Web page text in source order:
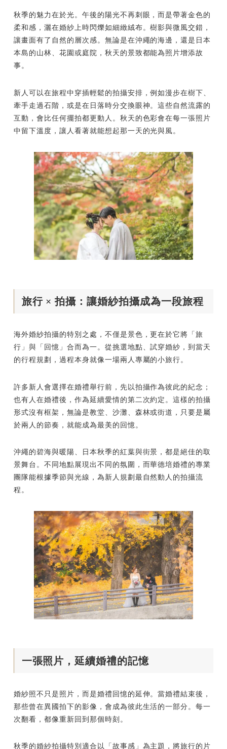
秋季的魅力在於光。午後的陽光不再刺眼，而是帶著金色的
柔和感，灑在婚紗上時閃爍如細緻絨布。樹影與微風交錯，
讓畫面有了自然的層次感。無論是在沖繩的海邊，還是日本
本島的山林、花園或庭院，秋天的景致都能為照片增添故
事。
新人可以在旅程中穿插輕鬆的拍攝安排，例如漫步在樹下、
牽手走過石階，或是在日落時分交換眼神。這些自然流露的
互動，會比任何擺拍都更動人。秋天的色彩會在每一張照片
中留下溫度，讓人看著就能想起那一天的光與風。
旅行 × 拍攝：讓婚紗拍攝成為一段旅程
海外婚紗拍攝的特別之處，不僅是景色，更在於它將「旅
行」與「回憶」合而為一。從挑選地點、試穿婚紗，到當天
的行程規劃，過程本身就像一場兩人專屬的小旅行。
許多新人會選擇在婚禮舉行前，先以拍攝作為彼此的紀念；
也有人在婚禮後，作為延續愛情的第二次約定。這樣的拍攝
形式沒有框架，無論是教堂、沙灘、森林或街道，只要是屬
於兩人的節奏，就能成為最美的回憶。
沖繩的碧海與暖陽、日本秋季的紅葉與街景，都是絕佳的取
景舞台。不同地點展現出不同的氛圍，而華德培婚禮的專業
團隊能根據季節與光線，為新人規劃最自然動人的拍攝流
程。
一張照片，延續婚禮的記憶
婚紗照不只是照片，而是婚禮回憶的延伸。當婚禮結束後，
那些曾在異國拍下的影像，會成為彼此生活的一部分。每一
次翻看，都像重新回到那個時刻。
秋季的婚紗拍攝特別適合以「故事感」為主題，將旅行的片